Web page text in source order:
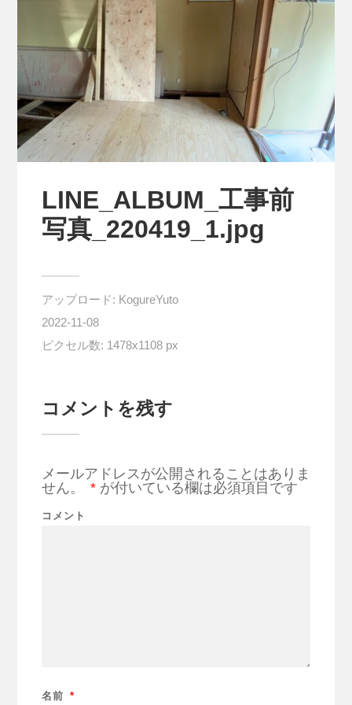
LINE_ALBUM_工事前
写真_220419_1.jpg
アップロード: KogureYuto
2022-11-08
ピクセル数: 1478x1108 px
コメントを残す
メールアドレスが公開されることはありま
せん。
*が付いている欄は必須項目です
コメント
名前 *